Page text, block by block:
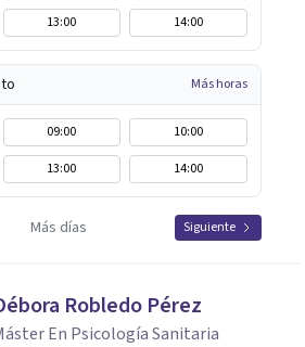
13:00 14:00
Más horas
09:00
10:00
13:00 14:00
Más días Siguiente
Robledo Pérez
En Psicología Sanitaria